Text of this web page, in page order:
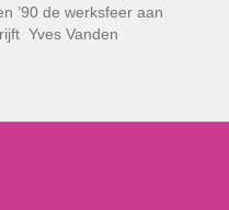
’90 de werksfeer aan
Yves Vanden